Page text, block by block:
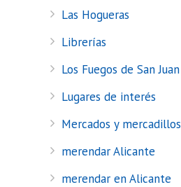
Las Hogueras
Librerías
Los Fuegos de San Juan
Lugares de interés
Mercados y mercadillos
merendar Alicante
merendar en Alicante